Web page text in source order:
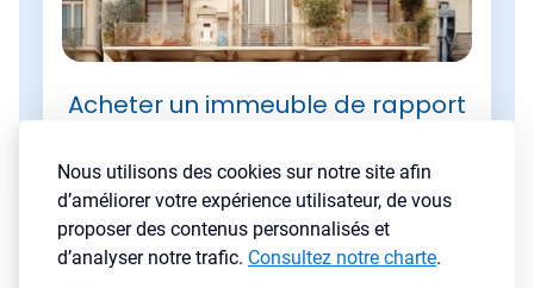
Nous utilisons des cookies sur notre site afin
d’améliorer votre expérience utilisateur, de vous
proposer des contenus personnalisés et
d’analyser notre trafic. Consultez notre charte.
Acheter un immeuble de rapport
investir dans un immeuble entier et construire un
patrimoine à haut rendement.
Lire l'article→